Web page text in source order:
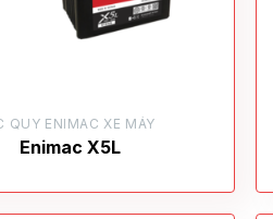
QUY ENIMAC XE MÁY
Enimac X5L